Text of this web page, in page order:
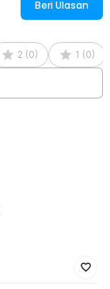
Beri Ulasan
2 (0) 1 (0)